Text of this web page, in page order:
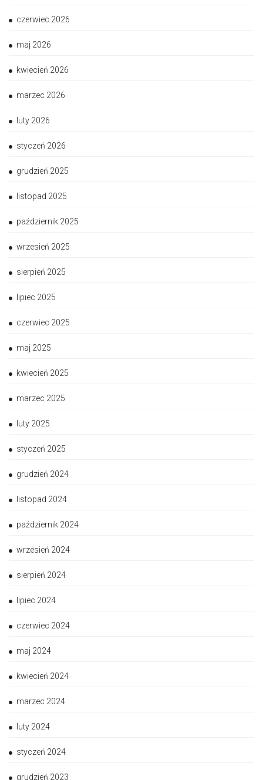
czerwiec 2026
maj 2026
kwiecień 2026
marzec 2026
luty 2026
styczeń 2026
grudzień 2025
listopad 2025
październik 2025
wrzesień 2025
sierpień 2025
lipiec 2025
czerwiec 2025
maj 2025
kwiecień 2025
marzec 2025
luty 2025
styczeń 2025
grudzień 2024
listopad 2024
październik 2024
wrzesień 2024
sierpień 2024
lipiec 2024
czerwiec 2024
maj 2024
kwiecień 2024
marzec 2024
luty 2024
styczeń 2024
grudzień 2023